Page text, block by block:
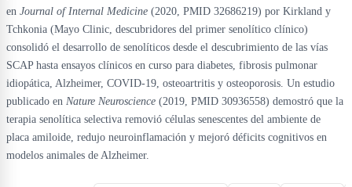
en Journal of Internal Medicine (2020, PMID 32686219) por Kirkland y
Tchkonia (Mayo Clinic, descubridores del primer senolítico clínico)
consolidó el desarrollo de senolíticos desde el descubrimiento de las vías
SCAP hasta ensayos clínicos en curso para diabetes, fibrosis pulmonar
idiopática, Alzheimer, COVID-19, osteoartritis y osteoporosis. Un estudio
publicado en Nature Neuroscience (2019, PMID 30936558) demostró que la
terapia senolítica selectiva removió células senescentes del ambiente de
placa amiloide, redujo neuroinflamación y mejoró déficits cognitivos en
modelos animales de Alzheimer.